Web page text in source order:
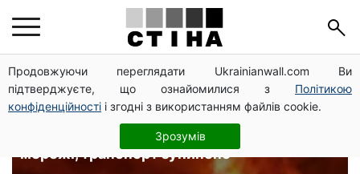
Продовжуючи переглядати Ukrainianwall.com Ви
підтверджуєте, що ознайомилися з Політикою
конфіденційності і згодні з використанням файлів cookie.
Зрозумів
Головні новини
4 райони Одеси без світла після
нічної атаки рф: локальна аварія в
мережі, транспорт зупинено